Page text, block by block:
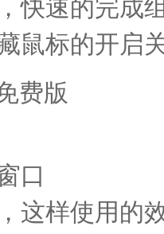
快速的完成
鼠标的开启
口
这样使用的